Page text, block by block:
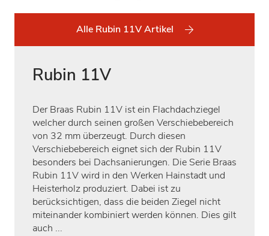
Alle Rubin 11V Artikel
Rubin 11V
Der Braas Rubin 11V ist ein Flachdachziegel
welcher durch seinen großen Verschiebebereich
von 32 mm überzeugt. Durch diesen
Verschiebebereich eignet sich der Rubin 11V
besonders bei Dachsanierungen. Die Serie Braas
Rubin 11V wird in den Werken Hainstadt und
Heisterholz produziert. Dabei ist zu
berücksichtigen, dass die beiden Ziegel nicht
miteinander kombiniert werden können. Dies gilt
auch ...